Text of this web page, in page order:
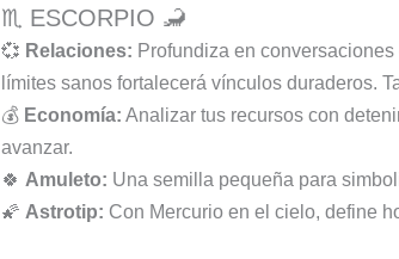
♏ ESCORPIO 🦂
💞 Relaciones: Profundiza en
límites sanos fortalecerá vínculos duraderos.
💰 Economía: Analizar tus recursos con
avanzar.
🍀 Amuleto: Una semilla pequeña para
🌠 Astrotip: Con Mercurio en el cielo, define